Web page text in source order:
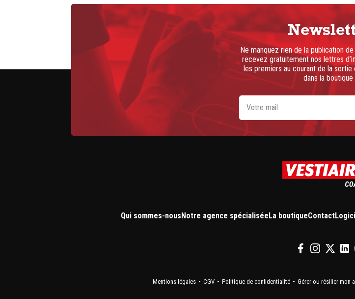
Ne manquez rien de la publication
recevez gratuitement nos lettres
les premiers au courant de la sortie
dans la boutique
Qui sommes-nousNotre agence spécialiséeLa boutiqueContact
Mentions légales CGV Politique de confidentialité Gérer ou résilier mon